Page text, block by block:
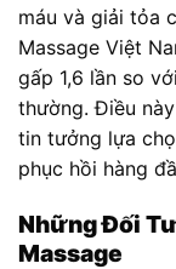
máu và giải tỏa
Massage Việt
gấp 1,6 lần so
thường. Điều
tin tưởng lựa
phục hồi hàng
Những Đối
Massage